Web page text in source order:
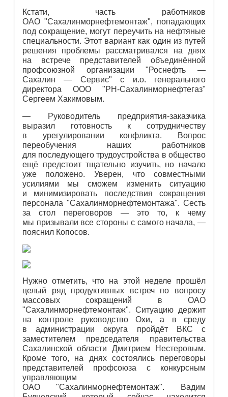
Кстати, часть работников
ОАО "Сахалинморнефтемонтаж", попадающих
под сокращение, могут переучить на нефтяные
специальности. Этот вариант как один из путей
решения проблемы рассматривался на днях
на встрече представителей объединённой
профсоюзной организации "Роснефть —
Сахалин — Сервис" с и.о. генерального
директора ООО "РН-Сахалинморнефтегаз"
Сергеем Хакимовым.
— Руководитель предприятия-заказчика
выразил готовность к сотрудничеству
в урегулировании конфликта. Вопрос
переобучения наших работников
для последующего трудоустройства в общество
ещё предстоит тщательно изучить, но начало
уже положено. Уверен, что совместными
усилиями мы сможем изменить ситуацию
и минимизировать последствия сокращения
персонала "Сахалинморнефтемонтажа". Сесть
за стол переговоров — это то, к чему
мы призывали все стороны с самого начала, —
пояснил Копосов.
Нужно отметить, что на этой неделе прошёл
целый ряд продуктивных встреч по вопросу
массовых сокращений в ОАО
"Сахалинморнефтемонтаж". Ситуацию держит
на контроле руководство Охи, а в среду
в администрации округа пройдёт ВКС с
заместителем председателя правительства
Сахалинской области Дмитрием Нестеровым.
Кроме того, на днях состоялись переговоры
представителей профсоюза с конкурсным
управляющим
ОАО "Сахалинморнефтемонтаж". Вадим